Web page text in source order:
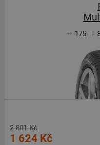
175
2 801 Kč
1 624 Kč